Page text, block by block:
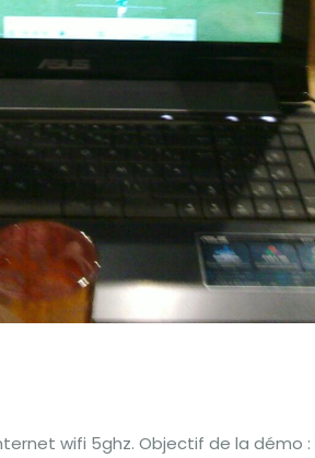
wifi 5ghz. Objectif de la démo